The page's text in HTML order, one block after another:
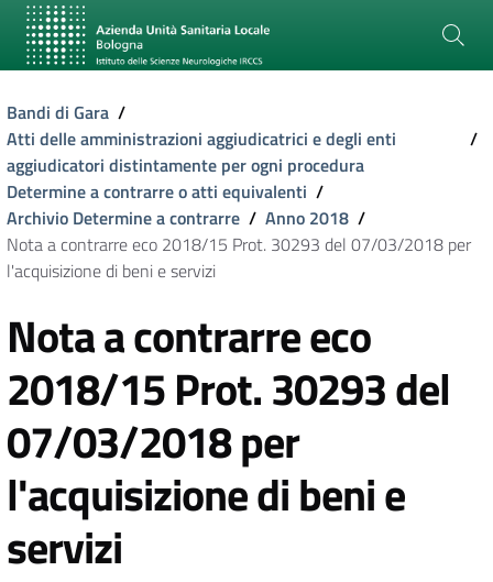
Bandi di Gara /
Atti delle amministrazioni aggiudicatrici e degli enti
aggiudicatori distintamente per ogni procedura
/
Determine a contrarre o atti equivalenti /
Archivio Determine a contrarre / Anno 2018 /
Nota a contrarre eco 2018/15 Prot. 30293 del 07/03/2018 per
l'acquisizione di beni e servizi
Nota a contrarre eco
2018/15 Prot. 30293 del
07/03/2018 per
l'acquisizione di beni e
servizi